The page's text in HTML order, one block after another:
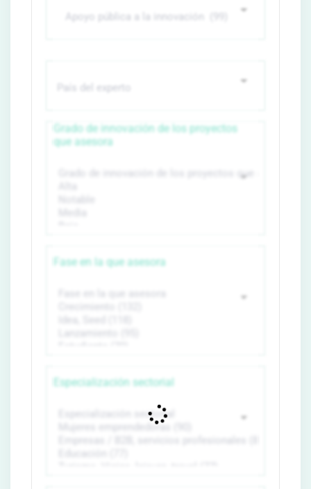
Grado de innovación de los proyectos
que asesora
Fase en la que asesora
Especialización sectorial